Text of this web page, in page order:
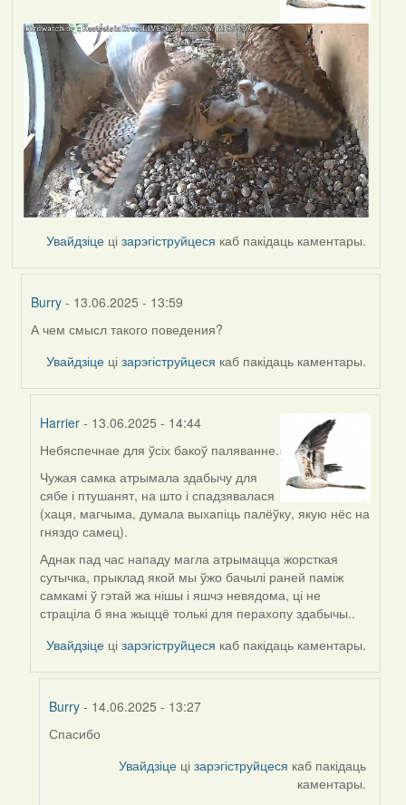
Увайдзіце цізарэгіструйцеся каб пакідаць каментары.
Burry - 13.06.2025 - 13:59
In
reply
by
А чем смысл такого поведения?
Увайдзіце цізарэгіструйцеся каб пакідаць каментары.
Harrier - 13.06.2025 - 14:44
In
reply
to
by
Burry
Небяспечнае для ўсіх бакоў паляванне.
Чужая самка атрымала здабычу для
сябе і птушанят, на што і спадзявалася
(хаця, магчыма, думала выхапіць палёўку, якую нёс на
гняздо самец).
Аднак пад час нападу магла атрымацца жорсткая
сутычка, прыклад якой мы ўжо бачылі раней паміж
самкамі ў гэтай жа нішы і яшчэ невядома, ці не
страціла б яна жыццё толькі для перахопу здабычы..
Увайдзіце цізарэгіструйцеся каб пакідаць каментары.
Burry- 14.06.2025 - 13:27
In
Спасибо
Увайдзіце цізарэгіструйцеся каб пакідаць
каментары.